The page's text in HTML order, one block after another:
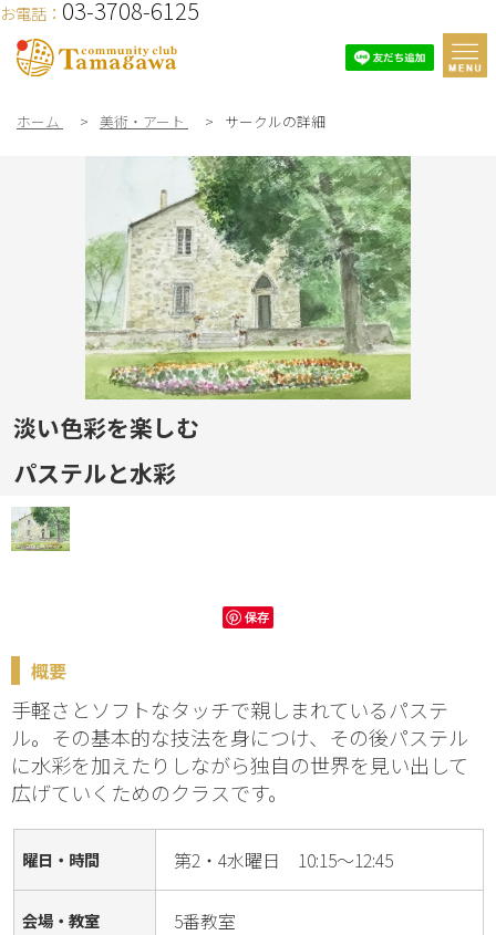
お電話： 03-3708-6125
ホーム > 美術・アート > サークルの詳細
淡い色彩を楽しむ
パステルと水彩
保存
概要
手軽さとソフトなタッチで親しまれているパステ
ル。その基本的な技法を身につけ、その後パステル
に水彩を加えたりしながら独自の世界を見い出して
広げていくためのクラスです。
曜日・時間 第2・4水曜日 10:15～12:45
会場・教室 5番教室